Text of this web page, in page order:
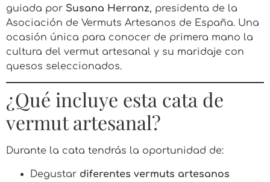
guiada por Susana Herranz, presidenta de la
Asociación de Vermuts Artesanos de España. Una
ocasión única para conocer de primera mano la
cultura del vermut artesanal y su maridaje con
quesos seleccionados.
¿Qué incluye esta cata de
vermut artesanal?
Durante la cata tendrás la oportunidad de:
Degustar diferentes vermuts artesanos